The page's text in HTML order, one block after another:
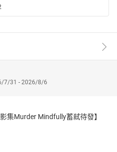
到下一個定點的途中。人們在景
邊，和長途卡車司機一起享用豐
合照時，他在一位好心婦人的家
真實、刻骨銘心。
，至少，你要看看他寫的書。如
他筆下的人事物。因為正如他所
經驗，卻也都有共通的敘事主
件。如此拼貼歧異，卻是同個故
7/31 - 2026/8/6
集Murder Mindfully蓄弒待發】